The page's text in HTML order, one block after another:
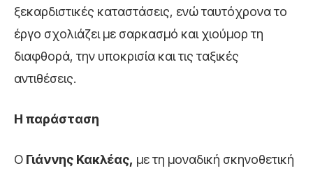
ξεκαρδιστικές καταστάσεις, ενώ ταυτόχρονα το
έργο σχολιάζει με σαρκασμό και χιούμορ τη
διαφθορά, την υποκρισία και τις ταξικές
αντιθέσεις.
Η παράσταση
Ο Γιάννης Κακλέας, με τη μοναδική σκηνοθετική